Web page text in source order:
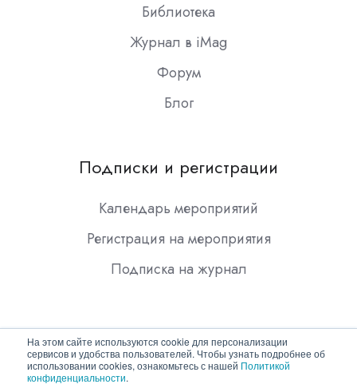
На этом сайте используются cookie для персонализации
сервисов и удобства пользователей. Чтобы узнать подробнее об
использовании cookies, ознакомьтесь с нашей Политикой
конфиденциальности.
Библиотека
Журнал в iMag
Форум
Блог
Подписки и регистрации
Календарь мероприятий
Регистрация на мероприятия
Подписка на журнал